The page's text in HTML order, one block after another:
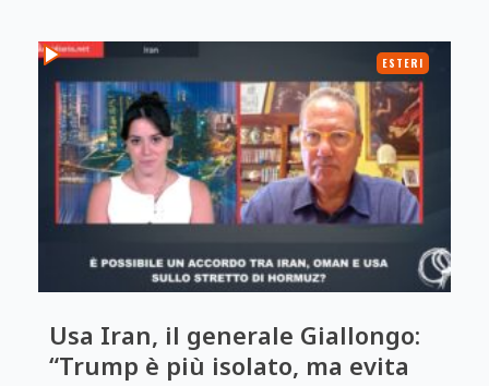
ESTERI
Usa Iran, il generale Giallongo:
“Trump è più isolato, ma evita